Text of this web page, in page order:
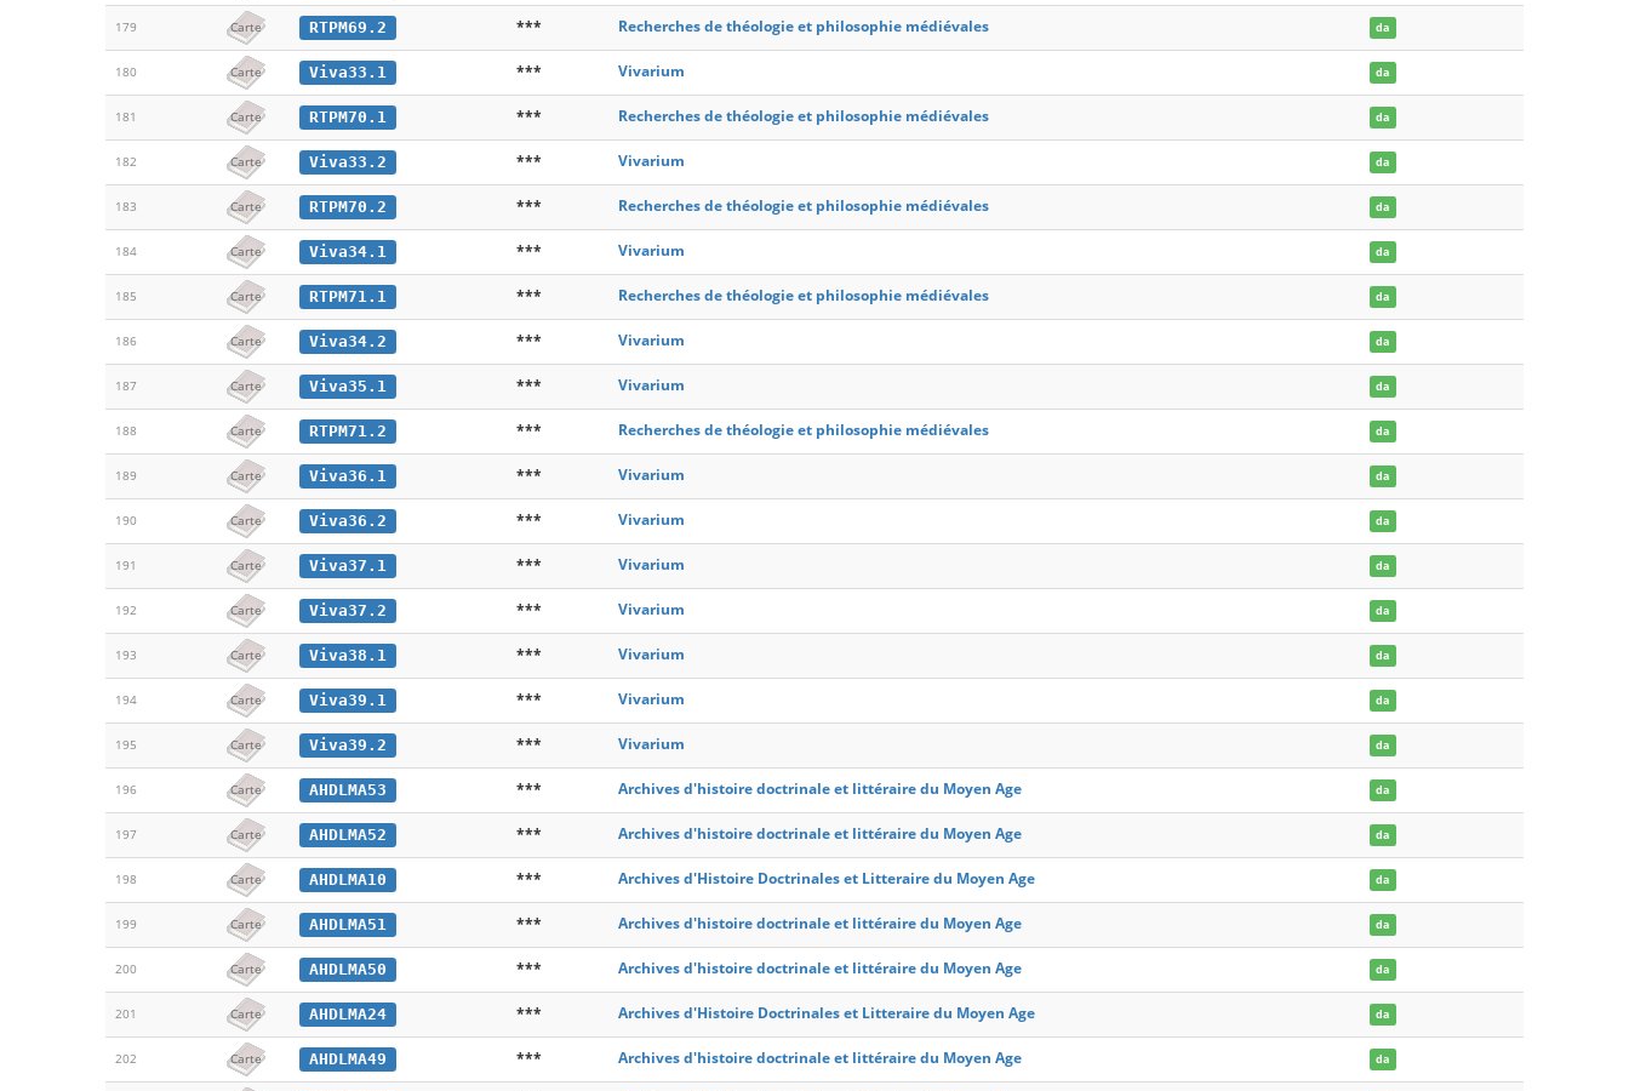
179 Carte RTPM69.2 *** Recherches de théologie et philosophie médiévales da
180 Carte Viva33.1 *** Vivarium da
181 Carte RTPM70.1 *** Recherches de théologie et philosophie médiévales da
182 Carte Viva33.2 *** Vivarium da
183 Carte RTPM70.2 *** Recherches de théologie et philosophie médiévales da
184 Carte Viva34.1 *** Vivarium da
185 Carte RTPM71.1 *** Recherches de théologie et philosophie médiévales da
186 Carte Viva34.2 *** Vivarium da
187 Carte Viva35.1 *** Vivarium da
188 Carte RTPM71.2 *** Recherches de théologie et philosophie médiévales da
189 Carte Viva36.1 *** Vivarium da
190 Carte Viva36.2 *** Vivarium da
191 Carte Viva37.1 *** Vivarium da
192 Carte Viva37.2 *** Vivarium da
193 Carte Viva38.1 *** Vivarium da
194 Carte Viva39.1 *** Vivarium da
195 Carte Viva39.2 *** Vivarium da
196 Carte AHDLMA53 *** Archives d'histoire doctrinale et littéraire du Moyen Age da
197 Carte AHDLMA52 *** Archives d'histoire doctrinale et littéraire du Moyen Age da
198 Carte AHDLMA10 *** Archives d'Histoire Doctrinales et Litteraire du Moyen Age da
199 Carte AHDLMA51 *** Archives d'histoire doctrinale et littéraire du Moyen Age da
200 Carte AHDLMA50 *** Archives d'histoire doctrinale et littéraire du Moyen Age da
201 Carte AHDLMA24 *** Archives d'Histoire Doctrinales et Litteraire du Moyen Age da
202 Carte AHDLMA49 *** Archives d'histoire doctrinale et littéraire du Moyen Age da